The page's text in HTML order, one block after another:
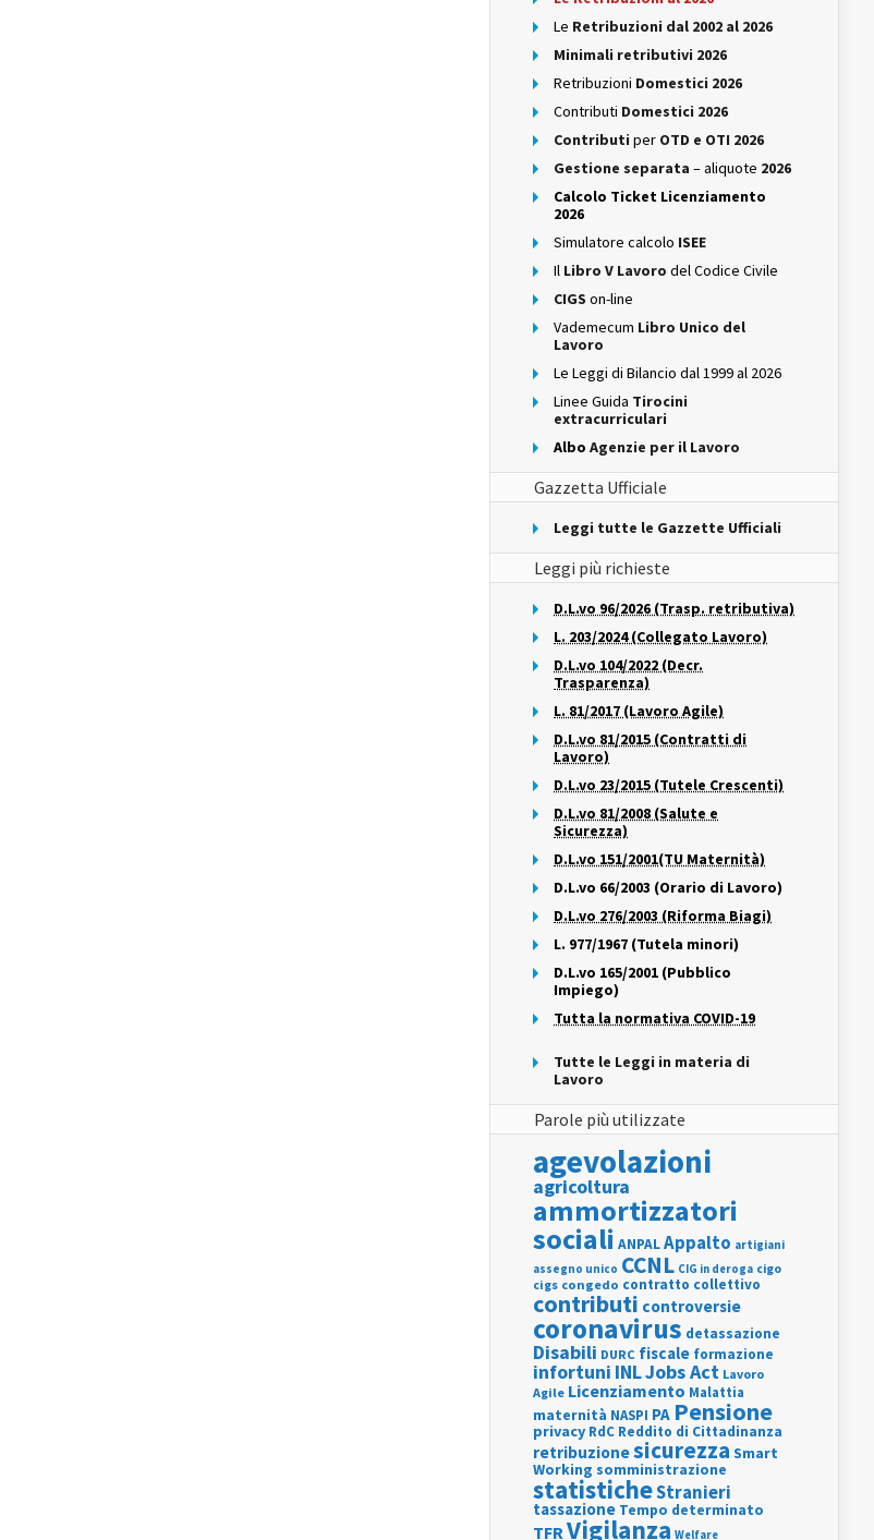
Le Retribuzioni dal 2002 al 2026
Minimali retributivi 2026
Retribuzioni Domestici 2026
Contributi Domestici 2026
Contributi per OTD e OTI 2026
Gestione separata – aliquote 2026
Calcolo Ticket Licenziamento
2026
Simulatore calcolo ISEE
Il Libro V Lavoro del Codice Civile
CIGS on-line
Vademecum Libro Unico del
Lavoro
Le Leggi di Bilancio dal 1999 al 2026
Linee Guida Tirocini
extracurriculari
Albo Agenzie per il Lavoro
Gazzetta Ufficiale
Leggi tutte le Gazzette Ufficiali
Leggi più richieste
D.L.vo 96/2026 (Trasp. retributiva)
L. 203/2024 (Collegato Lavoro)
D.L.vo 104/2022 (Decr.
Trasparenza)
L. 81/2017 (Lavoro Agile)
D.L.vo 81/2015 (Contratti di
Lavoro)
D.L.vo 23/2015 (Tutele Crescenti)
D.L.vo 81/2008 (Salute e
Sicurezza)
D.L.vo 151/2001(TU Maternità)
D.L.vo 66/2003 (Orario di Lavoro)
D.L.vo 276/2003 (Riforma Biagi)
L. 977/1967 (Tutela minori)
D.L.vo 165/2001 (Pubblico
Impiego)
Tutta la normativa COVID-19
Tutte le Leggi in materia di
Lavoro
Parole più utilizzate
agevolazioni
agricoltura
ammortizzatori
sociali ANPALAppalto artigiani
assegno unico CCNL CIG in deroga cigo
cigs congedo contratto collettivo
contributi controversie
coronavirus detassazione
Disabili DURC fiscale formazione
infortuni INLJobs Act Lavoro
Agile Licenziamento Malattia
maternità NASPI PA Pensione
privacy RdC Reddito di Cittadinanza
retribuzionesicurezza Smart
Working somministrazione
statisticheStranieri
tassazione Tempo determinato
TFRVigilanza Welfare